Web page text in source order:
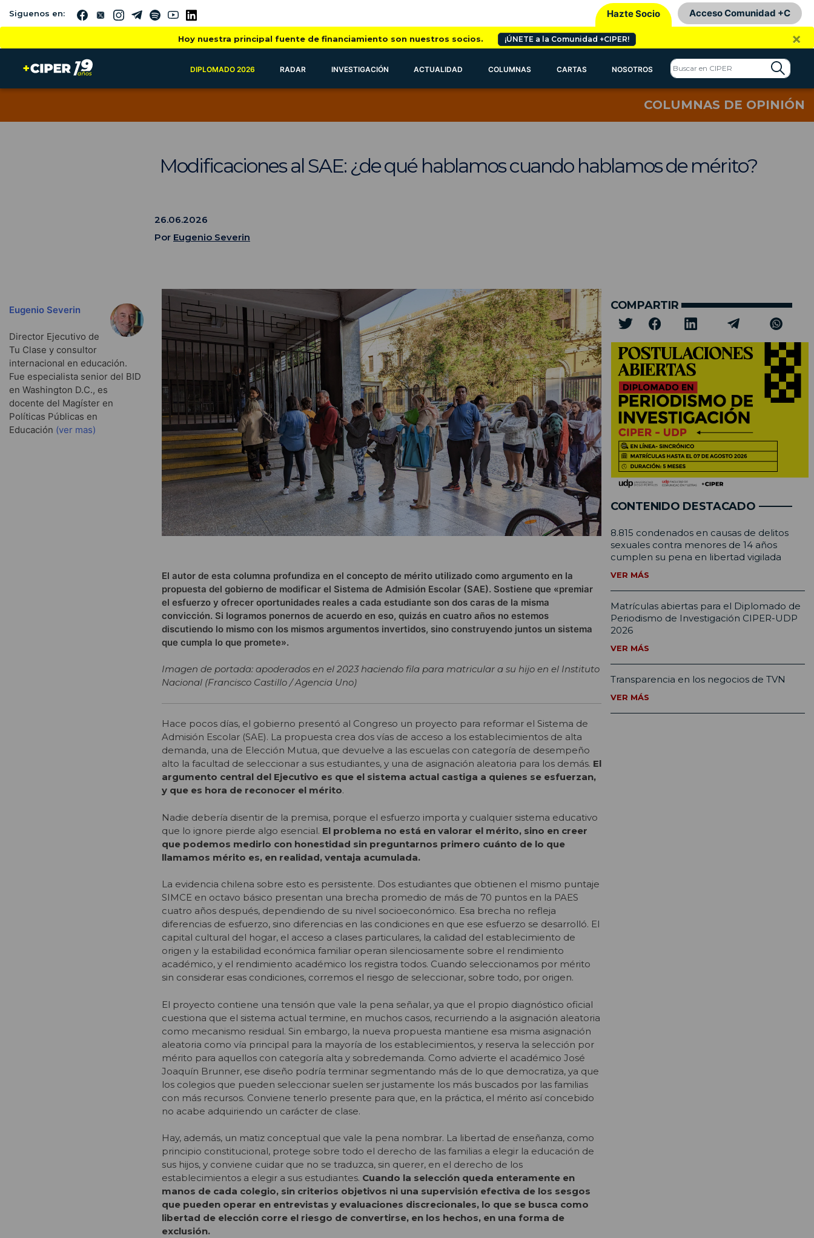
Siguenos en: Hazte Socio Acceso Comunidad +C
Hoy nuestra principal fuente de financiamiento son nuestros socios. ¡ÚNETE a la Comunidad +CIPER! ×
DIPLOMADO 2026 RADAR INVESTIGACIÓN ACTUALIDAD COLUMNAS CARTAS NOSOTROS
COLUMNAS DE OPINIÓN
Modificaciones al SAE: ¿de qué hablamos cuando hablamos de mérito?
26.06.2026
Por Eugenio Severin
Eugenio Severin
Director Ejecutivo de
Tu Clase y consultor
internacional en educación.
Fue especialista senior del BID
en Washington D.C., es
docente del Magíster en
Políticas Públicas en
Educación (ver mas)
El autor de esta columna profundiza en el concepto de mérito utilizado como argumento en la
propuesta del gobierno de modificar el Sistema de Admisión Escolar (SAE). Sostiene que «premiar
el esfuerzo y ofrecer oportunidades reales a cada estudiante son dos caras de la misma
convicción. Si logramos ponernos de acuerdo en eso, quizás en cuatro años no estemos
discutiendo lo mismo con los mismos argumentos invertidos, sino construyendo juntos un sistema
que cumpla lo que promete».
Imagen de portada: apoderados en el 2023 haciendo fila para matricular a su hijo en el Instituto
Nacional (Francisco Castillo / Agencia Uno)
Hace pocos días, el gobierno presentó al Congreso un proyecto para reformar el Sistema de
Admisión Escolar (SAE). La propuesta crea dos vías de acceso a los establecimientos de alta
demanda, una de Elección Mutua, que devuelve a las escuelas con categoría de desempeño
alto la facultad de seleccionar a sus estudiantes, y una de asignación aleatoria para los demás. El
argumento central del Ejecutivo es que el sistema actual castiga a quienes se esfuerzan,
y que es hora de reconocer el mérito.
Nadie debería disentir de la premisa, porque el esfuerzo importa y cualquier sistema educativo
que lo ignore pierde algo esencial. El problema no está en valorar el mérito, sino en creer
que podemos medirlo con honestidad sin preguntarnos primero cuánto de lo que
llamamos mérito es, en realidad, ventaja acumulada.
La evidencia chilena sobre esto es persistente. Dos estudiantes que obtienen el mismo puntaje
SIMCE en octavo básico presentan una brecha promedio de más de 70 puntos en la PAES
cuatro años después, dependiendo de su nivel socioeconómico. Esa brecha no refleja
diferencias de esfuerzo, sino diferencias en las condiciones en que ese esfuerzo se desarrolló. El
capital cultural del hogar, el acceso a clases particulares, la calidad del establecimiento de
origen y la estabilidad económica familiar operan silenciosamente sobre el rendimiento
académico, y el rendimiento académico los registra todos. Cuando seleccionamos por mérito
sin considerar esas condiciones, corremos el riesgo de seleccionar, sobre todo, por origen.
El proyecto contiene una tensión que vale la pena señalar, ya que el propio diagnóstico oficial
cuestiona que el sistema actual termine, en muchos casos, recurriendo a la asignación aleatoria
como mecanismo residual. Sin embargo, la nueva propuesta mantiene esa misma asignación
aleatoria como vía principal para la mayoría de los establecimientos, y reserva la selección por
mérito para aquellos con categoría alta y sobredemanda. Como advierte el académico José
Joaquín Brunner, ese diseño podría terminar segmentando más de lo que democratiza, ya que
los colegios que pueden seleccionar suelen ser justamente los más buscados por las familias
con más recursos. Conviene tenerlo presente para que, en la práctica, el mérito así concebido
no acabe adquiriendo un carácter de clase.
Hay, además, un matiz conceptual que vale la pena nombrar. La libertad de enseñanza, como
principio constitucional, protege sobre todo el derecho de las familias a elegir la educación de
sus hijos, y conviene cuidar que no se traduzca, sin querer, en el derecho de los
establecimientos a elegir a sus estudiantes. Cuando la selección queda enteramente en
manos de cada colegio, sin criterios objetivos ni una supervisión efectiva de los sesgos
que pueden operar en entrevistas y evaluaciones discrecionales, lo que se busca como
libertad de elección corre el riesgo de convertirse, en los hechos, en una forma de
exclusión.
COMPARTIR
CONTENIDO DESTACADO
8.815 condenados en causas de delitos
sexuales contra menores de 14 años
cumplen su pena en libertad vigilada
VER MÁS
Matrículas abiertas para el Diplomado de
Periodismo de Investigación CIPER-UDP
2026
VER MÁS
Transparencia en los negocios de TVN
VER MÁS